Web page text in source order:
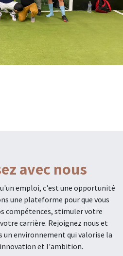
avec nous
emploi, c'est une opportunité
une plateforme pour que vous
compétences, stimuler votre
carrière. Rejoignez nous et
un environnement qui valorise la
et l'ambition.